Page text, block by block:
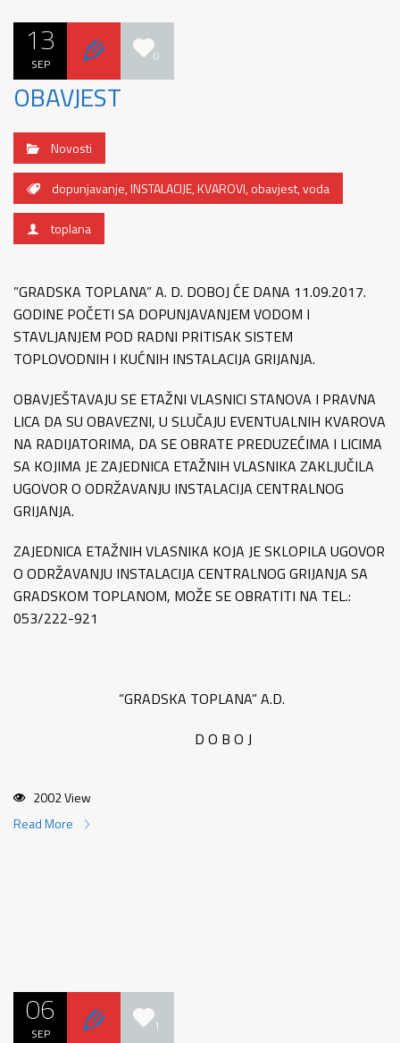
13
SEP 0
OBAVJEST
Novosti
dopunjavanje,INSTALACIJE,KVAROVI,obavjest,voda
toplana
”GRADSKA TOPLANA” A. D. DOBOJ ĆE DANA 11.09.2017.
GODINE POČETI SA DOPUNJAVANJEM VODOM I
STAVLJANJEM POD RADNI PRITISAK SISTEM
TOPLOVODNIH I KUĆNIH INSTALACIJA GRIJANJA.
OBAVJEŠTAVAJU SE ETAŽNI VLASNICI STANOVA I PRAVNA
LICA DA SU OBAVEZNI, U SLUČAJU EVENTUALNIH KVAROVA
NA RADIJATORIMA, DA SE OBRATE PREDUZEĆIMA I LICIMA
SA KOJIMA JE ZAJEDNICA ETAŽNIH VLASNIKA ZAKLJUČILA
UGOVOR O ODRŽAVANJU INSTALACIJA CENTRALNOG
GRIJANJA.
ZAJEDNICA ETAŽNIH VLASNIKA KOJA JE SKLOPILA UGOVOR
O ODRŽAVANJU INSTALACIJA CENTRALNOG GRIJANJA SA
GRADSKOM TOPLANOM, MOŽE SE OBRATITI NA TEL.:
053/222-921
”GRADSKA TOPLANA” A.D.
D O B O J
2002 View
Read More
06
SEP 1